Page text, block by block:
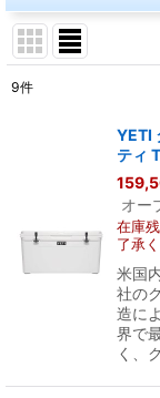
9件
YETI
ティ
オー
在庫
了承
米国
社の
造に
界で
く、